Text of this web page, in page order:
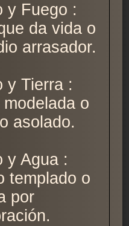
y Fuego :
da vida o
arrasador.
y Tierra :
o
asolado.
y Agua :
templado o
por